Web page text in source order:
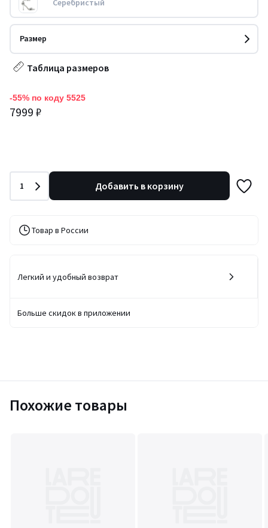
Серебристый
Размер
Таблица размеров
-55% по коду 5525
7999 ₽
Количество
1 Добавить в корзину
Товар в России
Легкий и удобный возврат
Больше скидок в приложении
Похожие товары